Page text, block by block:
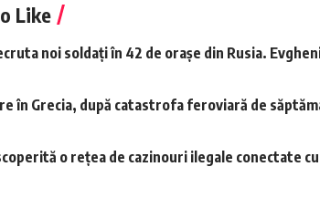
Like
noi soldați în 42 de orașe din Rusia.
în Grecia, după catastrofa feroviară de
o rețea de cazinouri ilegale conectate